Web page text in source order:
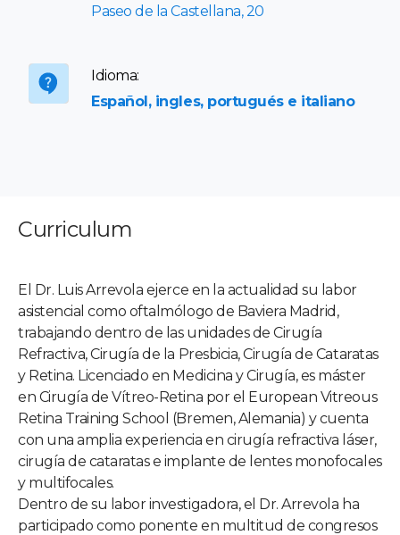
Paseo de la Castellana, 20
Idioma:
Español, ingles, portugués e italiano
Curriculum
El Dr. Luis Arrevola ejerce en la actualidad su labor
asistencial como oftalmólogo de Baviera Madrid,
trabajando dentro de las unidades de Cirugía
Refractiva, Cirugía de la Presbicia, Cirugía de Cataratas
y Retina. Licenciado en Medicina y Cirugía, es máster
en Cirugía de Vítreo-Retina por el European Vitreous
Retina Training School (Bremen, Alemania) y cuenta
con una amplia experiencia en cirugía refractiva láser,
cirugía de cataratas e implante de lentes monofocales
y multifocales.
Dentro de su labor investigadora, el Dr. Arrevola ha
participado como ponente en multitud de congresos